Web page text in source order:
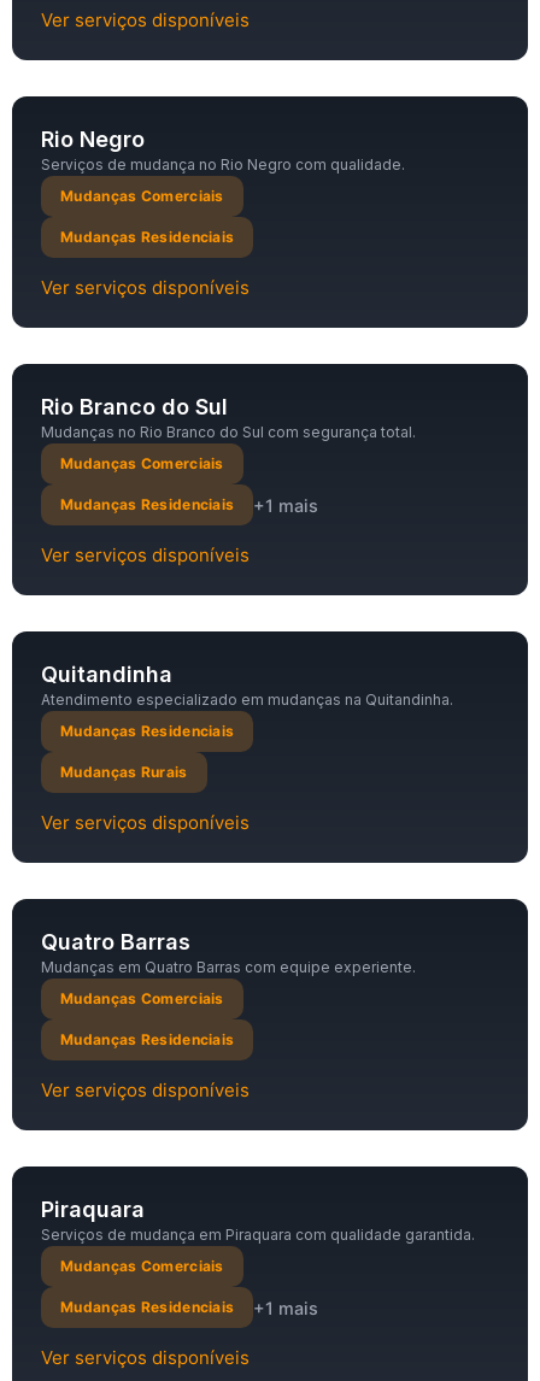
Ver serviços disponíveis
Rio Negro
Serviços de mudança no Rio Negro com qualidade.
Mudanças Comerciais
Mudanças Residenciais
Ver serviços disponíveis
Rio Branco do Sul
Mudanças no Rio Branco do Sul com segurança total.
Mudanças Comerciais
Mudanças Residenciais +1 mais
Ver serviços disponíveis
Quitandinha
Atendimento especializado em mudanças na Quitandinha.
Mudanças Residenciais
Mudanças Rurais
Ver serviços disponíveis
Quatro Barras
Mudanças em Quatro Barras com equipe experiente.
Mudanças Comerciais
Mudanças Residenciais
Ver serviços disponíveis
Piraquara
Serviços de mudança em Piraquara com qualidade garantida.
Mudanças Comerciais
Mudanças Residenciais +1 mais
Ver serviços disponíveis